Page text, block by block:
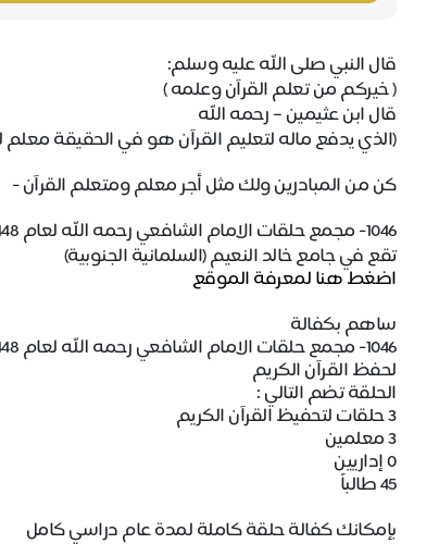
قال النبي صلى الله عليه وسلم:
( خيركم من تعلم القرآن وعلمه )
قال ابن عثيمين – رحمه الله
(الذي يدفع ماله لتعليم القرآن هو في الحقيقة معلم
كن من المبادرين ولك مثل أجر معلم ومتعلم القرآن -
1046- مجمع حلقات الامام الشافعي رحمه الله لعام 1448 هـ
تقع فيجامع خالد النعيم (السلمانية الجنوبية)
اضغط هنا لمعرفة الموقع
ساهم بكفالة
1046- مجمع حلقات الامام الشافعي رحمه الله لعام 1448 هـ
لحفظ القرآن الكريم
الحلقة تضم التالي :
3حلقات لتحفيظ القرآن الكريم
3معلمين
0إداريين
45طالباً
بإمكانك كفالة حلقة كاملة لمدة عام دراسي كامل